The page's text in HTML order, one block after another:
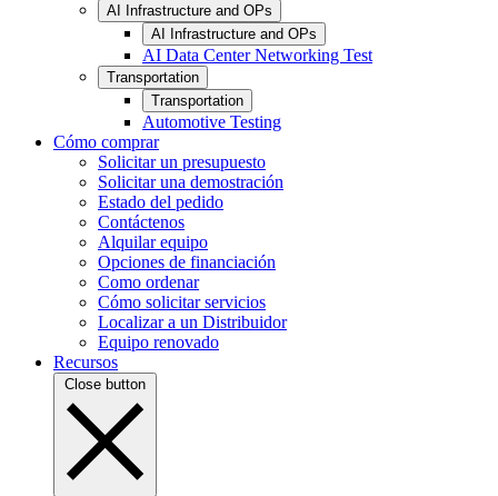
AI Infrastructure and OPs
AI Infrastructure and OPs
AI Data Center Networking Test
Transportation
Transportation
Automotive Testing
Cómo comprar
Solicitar un presupuesto
Solicitar una demostración
Estado del pedido
Contáctenos
Alquilar equipo
Opciones de financiación
Como ordenar
Cómo solicitar servicios
Localizar a un Distribuidor
Equipo renovado
Recursos
Close button